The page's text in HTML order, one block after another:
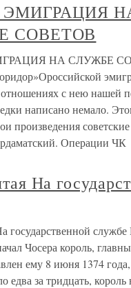
ЭМИГРАЦИЯ
СОВЕТОВ
НА СЛУЖБЕ
с нею нашей
написано немало.
произведения
Операции ЧК
На
государственной службе
Чосера король,
ему 8 июня 1374 года,
едва за тридцать, король